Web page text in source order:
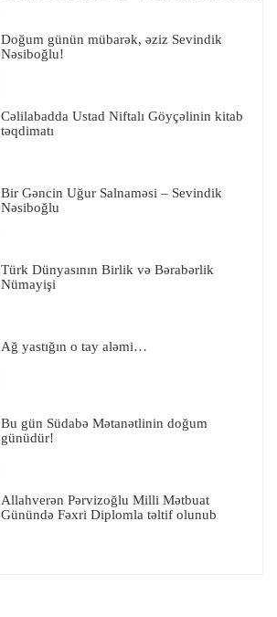
Doğum günün mübarək, əziz Sevindik
Nəsiboğlu!
Cəlilabadda Ustad Niftalı Göyçəlinin kitab
təqdimatı
Bir Gəncin Uğur Salnaməsi – Sevindik
Nəsiboğlu
Türk Dünyasının Birlik və Bərabərlik
Nümayişi
Ağ yastığın o tay aləmi…
Bu gün Südabə Mətanətlinin doğum
günüdür!
Allahverən Pərvizoğlu Milli Mətbuat
Günündə Fəxri Diplomla təltif olunub